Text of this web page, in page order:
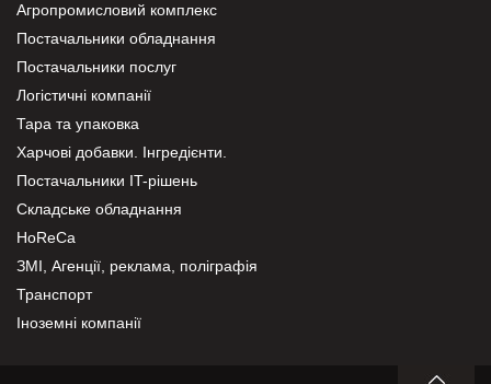
Агропромисловий комплекс
Постачальники обладнання
Постачальники послуг
Логістичні компанії
Тара та упаковка
Харчові добавки. Інгредієнти.
Постачальники IT-рішень
Складське обладнання
HoReCa
ЗМІ, Агенції, реклама, поліграфія
Транспорт
Іноземні компанії